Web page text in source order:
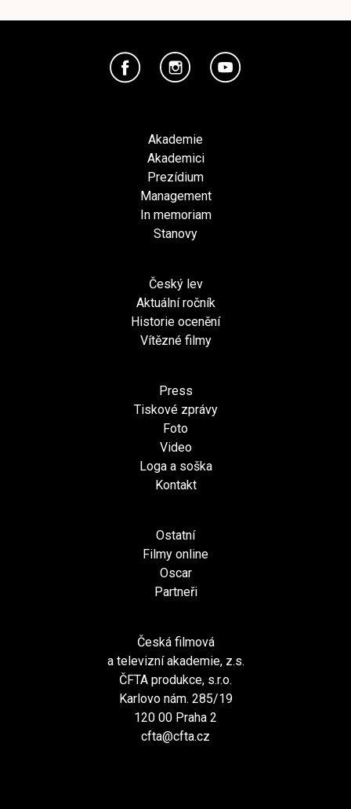
Akademie
Akademici
Prezídium
Management
In memoriam
Stanovy
Český lev
Aktuální ročník
Historie ocenění
Vítězné filmy
Press
Tiskové zprávy
Foto
Video
Loga a soška
Kontakt
Ostatní
Filmy online
Oscar
Partneři
Česká filmová
a televizní akademie, z.s.
ČFTA produkce, s.r.o.
Karlovo nám. 285/19
120 00 Praha 2
cfta@cfta.cz